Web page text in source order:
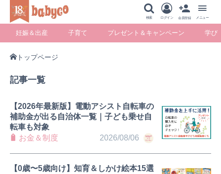
検索 ログイン 会員登録 メニュー
妊娠＆出産 子育て プレゼント＆キャンペーン 学び
トップページ
記事一覧
2026/08/06
【2026年最新版】電動アシスト自転車の
補助金が出る自治体一覧｜子ども乗せ自
転車も対象
お金＆制度
【0歳〜5歳向け】知育＆しかけ絵本15選
暮らし